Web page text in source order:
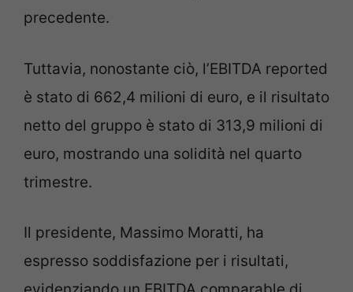
precedente.
Tuttavia, nonostante ciò, l’EBITDA reported
è stato di 662,4 milioni di euro, e il risultato
netto del gruppo è stato di 313,9 milioni di
euro, mostrando una solidità nel quarto
trimestre.
Il presidente, Massimo Moratti, ha
espresso soddisfazione per i risultati,